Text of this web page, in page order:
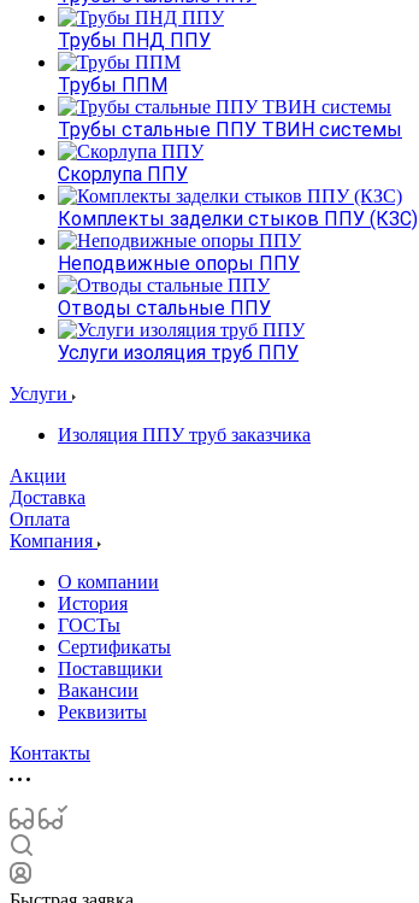
Трубы ПНД ППУ
Трубы ППМ
Трубы стальные ППУ ТВИН системы
Скорлупа ППУ
Комплекты заделки стыков ППУ (КЗС)
Неподвижные опоры ППУ
Отводы стальные ППУ
Услуги изоляция труб ППУ
Услуги
Изоляция ППУ труб заказчика
Акции
Доставка
Оплата
Компания
О компании
История
ГОСТы
Сертификаты
Поставщики
Вакансии
Реквизиты
Контакты